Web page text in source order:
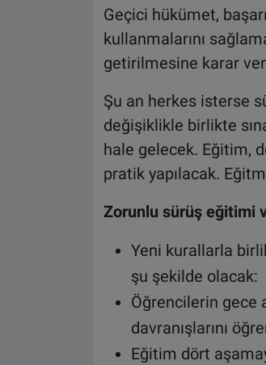
Geçici hükümet,
kullanmalarını
getirilmesine karar
Şu an herkes isterse
değişiklikle birlikte
hale gelecek. Eğitim,
pratik yapılacak.
Zorunlu sürüş eğitimi
Yeni kurallarla
şu şekilde olacak:
Öğrencilerin gece
davranışlarını
Eğitim dört